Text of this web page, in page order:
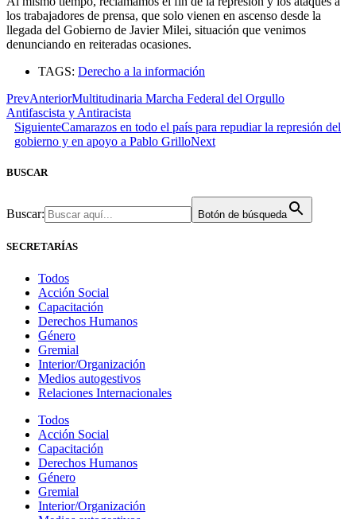
los trabajadores de prensa, que solo vienen en ascenso desde la
llegada del Gobierno de Javier Milei, situación que venimos
denunciando en reiteradas ocasiones.
TAGS: Derecho a la información
PrevAnteriorMultitudinaria Marcha Federal del Orgullo
Antifascista y Antiracista
SiguienteCamarazos en todo el país para repudiar la represión del
gobierno y en apoyo a Pablo GrilloNext
BUSCAR
Buscar: Botón de búsqueda
SECRETARÍAS
Todos
Acción Social
Capacitación
Derechos Humanos
Género
Gremial
Interior/Organización
Medios autogestivos
Relaciones Internacionales
Todos
Acción Social
Capacitación
Derechos Humanos
Género
Gremial
Interior/Organización